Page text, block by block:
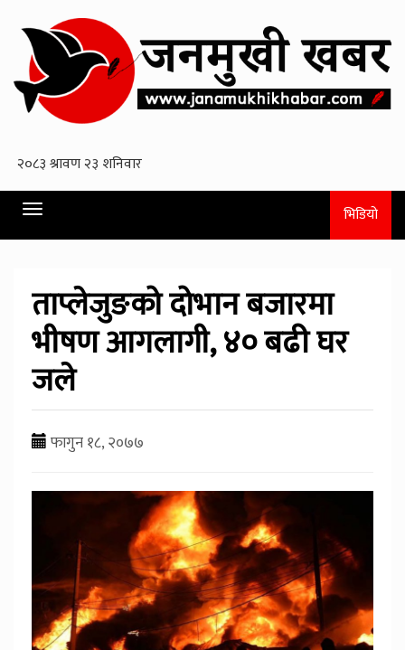
Toggle
navigation
भिडियो
ताप्लेजुङको दोभान बजारमा
भीषण आगलागी, ४० बढी घर
जले
फागुन १८, २०७७